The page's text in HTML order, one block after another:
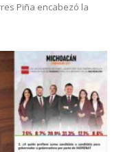
Piña encabezó la